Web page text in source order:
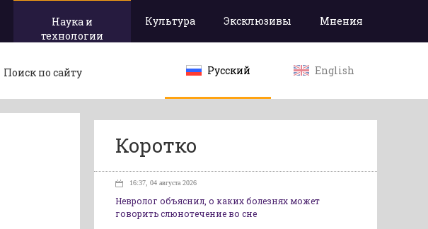
Наука и
технологии
Культура Эксклюзивы Мнения
Русский English
Коротко
16:37, 04 августа 2026
Невролог объяснил, о каких болезнях может
говорить слюнотечение во сне